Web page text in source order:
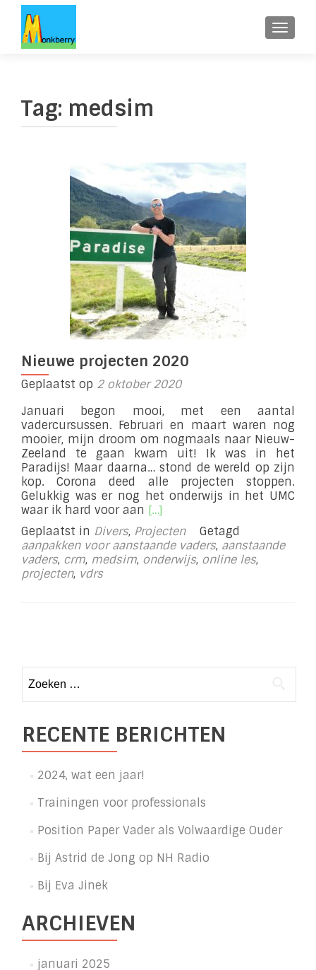
Tag: medsim
Nieuwe projecten 2020
Geplaatst op 2 oktober 2020
Januari begon mooi, met een aantal
vadercursussen. Februari en maart waren nog
mooier, mijn droom om nogmaals naar Nieuw-
Zeeland te gaan kwam uit! Ik was in het
Paradijs! Maar daarna… stond de wereld op zijn
kop. Corona deed alle projecten stoppen.
Gelukkig was er nog het onderwijs in het UMC
waar ik hard voor aan Lees
meer
overNieuwe
projecten
2020
[…]
Geplaatst in Divers, Projecten
Getagd
aanpakken voor aanstaande vaders, aanstaande
vaders, crm, medsim, onderwijs, online les,
projecten, vdrs
navigation
naar:
RECENTE BERICHTEN
2024, wat een jaar!
Trainingen voor professionals
Position Paper Vader als Volwaardige Ouder
Bij Astrid de Jong op NH Radio
Bij Eva Jinek
ARCHIEVEN
januari 2025